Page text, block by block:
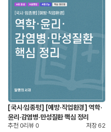
[국시·임종평] [예방·직업환경] 역학·
윤리·감염병·만성질환 핵심 정리
추천 0리뷰 0 저장 62